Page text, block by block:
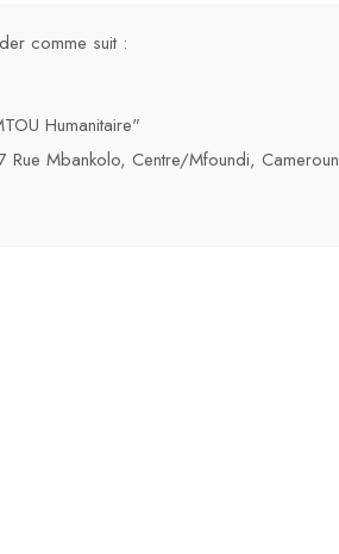
comme suit :
Humanitaire"
Rue Mbankolo, Centre/Mfoundi, Cameroun